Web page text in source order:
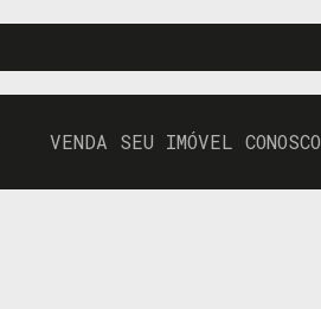
VENDA SEU IMÓVEL CONOSCO